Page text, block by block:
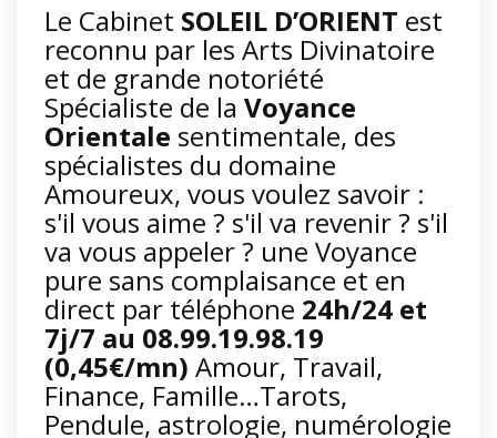
Le Cabinet SOLEIL D’ORIENT est
reconnu par les Arts Divinatoire
et de grande notoriété
Spécialiste de la Voyance
Orientale sentimentale, des
spécialistes du domaine
Amoureux, vous voulez savoir :
s'il vous aime ? s'il va revenir ? s'il
va vous appeler ? une Voyance
pure sans complaisance et en
direct par téléphone 24h/24 et
7j/7 au 08.99.19.98.19
(0,45€/mn) Amour, Travail,
Finance, Famille…Tarots,
Pendule, astrologie, numérologie